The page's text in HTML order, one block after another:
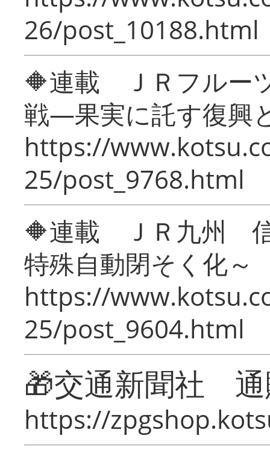
26/post_10188.html
🔶連載 ＪＲフルー
戦―果実に託す復興
https://
25/post_9768.html
🔶連載 ＪＲ九州 信
特殊自動閉そく化～
https://
25/post_9604.html
🎁交通新聞社
https://